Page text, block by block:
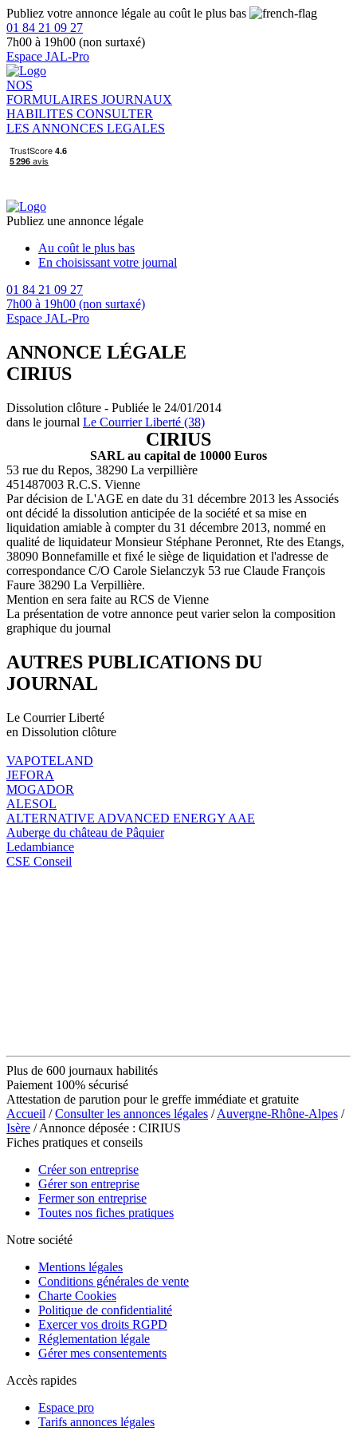
Publiez votre annonce légale au coût le plus bas
01 84 21 09 27
7h00 à 19h00 (non surtaxé)
Espace JAL-Pro
NOS
FORMULAIRES JOURNAUX
HABILITES CONSULTER
LES ANNONCES LEGALES
Publiez une annonce légale
Au coût le plus bas
En choisissant votre journal
01 84 21 09 27
7h00 à 19h00 (non surtaxé)
Espace JAL-Pro
ANNONCE LÉGALE
CIRIUS
Dissolution clôture - Publiée le 24/01/2014
dans le journal Le Courrier Liberté (38)
CIRIUS
SARL au capital de 10000 Euros
53 rue du Repos, 38290 La verpillière
451487003 R.C.S. Vienne
Par décision de L'AGE en date du 31 décembre 2013 les Associés
ont décidé la dissolution anticipée de la société et sa mise en
liquidation amiable à compter du 31 décembre 2013, nommé en
qualité de liquidateur Monsieur Stéphane Peronnet, Rte des Etangs,
38090 Bonnefamille et fixé le siège de liquidation et l'adresse de
correspondance C/O Carole Sielanczyk 53 rue Claude François
Faure 38290 La Verpillière.
Mention en sera faite au RCS de Vienne
La présentation de votre annonce peut varier selon la composition
graphique du journal
AUTRES PUBLICATIONS DU
JOURNAL
Le Courrier Liberté
en Dissolution clôture
VAPOTELAND
JEFORA
MOGADOR
ALESOL
ALTERNATIVE ADVANCED ENERGY AAE
Auberge du château de Pâquier
Ledambiance
CSE Conseil
Plus de 600 journaux habilités
Paiement 100% sécurisé
Attestation de parution pour le greffe immédiate et gratuite
Accueil /Consulter les annonces légales /Auvergne-Rhône-Alpes /
Isère / Annonce déposée : CIRIUS
Fiches pratiques et conseils
Créer son entreprise
Gérer son entreprise
Fermer son entreprise
Toutes nos fiches pratiques
Notre société
Mentions légales
Conditions générales de vente
Charte Cookies
Politique de confidentialité
Exercer vos droits RGPD
Réglementation légale
Gérer mes consentements
Accès rapides
Espace pro
Tarifs annonces légales